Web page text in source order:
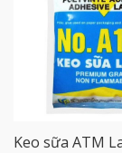
Keo sữa ATM